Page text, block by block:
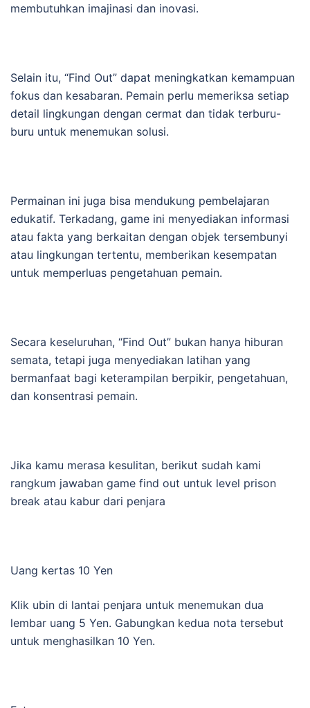
membutuhkan imajinasi dan inovasi.
Selain itu, “Find Out” dapat meningkatkan kemampuan
fokus dan kesabaran. Pemain perlu memeriksa setiap
detail lingkungan dengan cermat dan tidak terburu-
buru untuk menemukan solusi.
Permainan ini juga bisa mendukung pembelajaran
edukatif. Terkadang, game ini menyediakan informasi
atau fakta yang berkaitan dengan objek tersembunyi
atau lingkungan tertentu, memberikan kesempatan
untuk memperluas pengetahuan pemain.
Secara keseluruhan, “Find Out” bukan hanya hiburan
semata, tetapi juga menyediakan latihan yang
bermanfaat bagi keterampilan berpikir, pengetahuan,
dan konsentrasi pemain.
Jika kamu merasa kesulitan, berikut sudah kami
rangkum jawaban game find out untuk level prison
break atau kabur dari penjara
Uang kertas 10 Yen
Klik ubin di lantai penjara untuk menemukan dua
lembar uang 5 Yen. Gabungkan kedua nota tersebut
untuk menghasilkan 10 Yen.